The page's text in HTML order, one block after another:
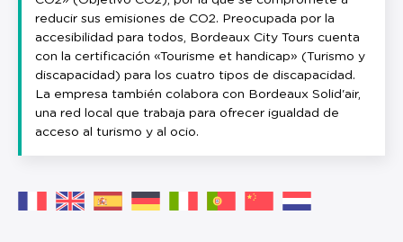
reducir sus emisiones de CO2. Preocupada por la
accesibilidad para todos, Bordeaux City Tours cuenta
con la certificación «Tourisme et handicap» (Turismo y
discapacidad) para los cuatro tipos de discapacidad.
La empresa también colabora con Bordeaux Solid'air,
una red local que trabaja para ofrecer igualdad de
acceso al turismo y al ocio.